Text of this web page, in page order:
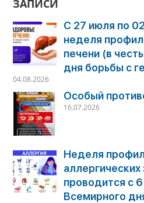
ЗАПИСИ
С 27 июля по
неделя
печени (в
дня борьбы с
04.08.2026
Особый
16.07.2026
Неделя
проводится с
Всемирного